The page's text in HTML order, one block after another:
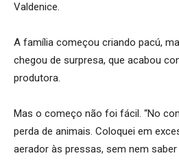
Valdenice.
A família começou criando pacú,
chegou de surpresa, que acabou
produtora.
Mas o começo não foi fácil. “No
perda de animais. Coloquei em
aerador às pressas, sem nem